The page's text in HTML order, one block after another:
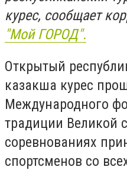
курес, сообщает
"Мой ГОРОД".
Открытый
казакша курес
Международного
традиции Великой
соревнованиях
спортсменов со